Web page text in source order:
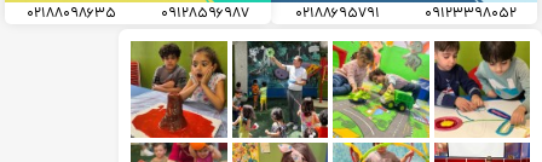
۰۹۱۲۳۳۹۸۰۵۲ ۰۲۱۸۸۶۹۵۷۹۱ ۰۹۱۲۸۵۹۶۹۸۷ ۰۲۱۸۸۰۹۸۶۳۵